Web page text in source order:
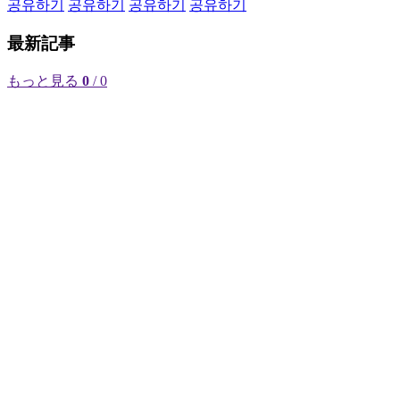
공유하기 공유하기 공유하기 공유하기
最新記事
もっと見る 0 / 0